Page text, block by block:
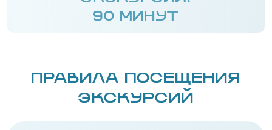
90 МИНУТ
ПРАВИЛА ПОСЕЩЕНИЯ
ЭКСКУРСИЙ